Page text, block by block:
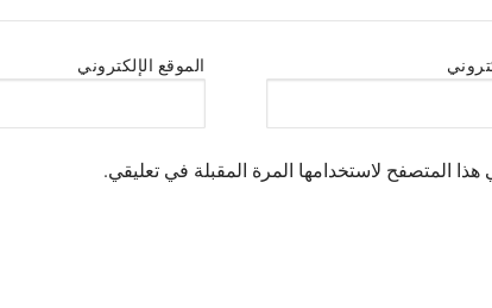
الموقع الإلكتروني
المتصفح لاستخدامها المرة المقبلة في تعليقي.